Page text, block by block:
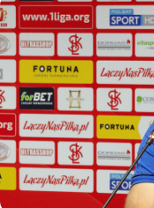
Akademia
Biznes
Dla mediów